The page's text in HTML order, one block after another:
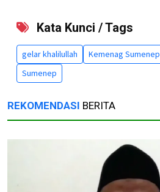
Kata Kunci / Tags
gelar khalilullah Kemenag Sumenep
Sumenep
REKOMENDASI BERITA